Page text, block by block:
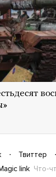
Твиттер
link Что-